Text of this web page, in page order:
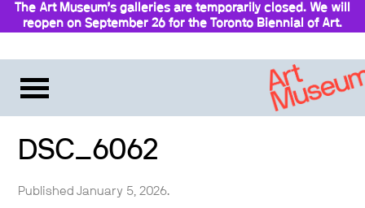
The Art Museum’s galleries are temporarily closed. We will
reopen on September 26 for the Toronto Biennial of Art.
DSC_6062
Published January 5, 2026.